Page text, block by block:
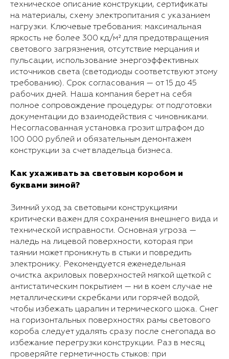
техническое описание конструкции, сертификаты
на материалы, схему электропитания с указанием
нагрузки. Ключевые требования: максимальная
яркость не более 300 кд/м² для предотвращения
светового загрязнения, отсутствие мерцания и
пульсации, использование энергоэффективных
источников света (светодиоды соответствуют этому
требованию). Срок согласования — от 15 до 45
рабочих дней. Наша компания берет на себя
полное сопровождение процедуры: от подготовки
документации до взаимодействия с чиновниками.
Несогласованная установка грозит штрафом до
100 000 рублей и обязательным демонтажем
конструкции за счет владельца бизнеса.
Как ухаживать за световым коробом и
буквами зимой?
Зимний уход за световыми конструкциями
критически важен для сохранения внешнего вида и
технической исправности. Основная угроза —
наледь на лицевой поверхности, которая при
таянии может проникнуть в стыки и повредить
электронику. Рекомендуется еженедельная
очистка акриловых поверхностей мягкой щеткой с
антистатическим покрытием — ни в коем случае не
металлическими скребками или горячей водой,
чтобы избежать царапин и термического шока. Снег
на горизонтальных поверхностях рамы светового
короба следует удалять сразу после снегопада во
избежание перегрузки конструкции. Раз в месяц
проверяйте герметичность стыков: при